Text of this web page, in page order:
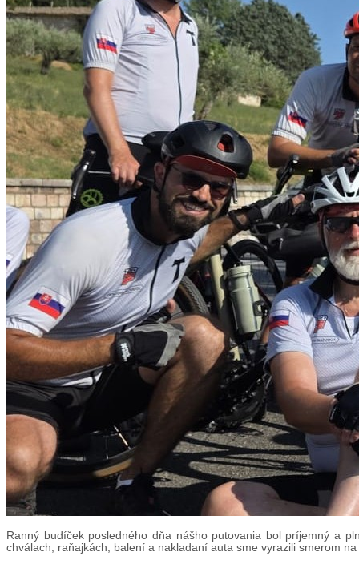
Ranný budíček posledného dňa nášho putovania bol príjemný a
chválach, raňajkách, balení a nakladaní auta sme vyrazili smerom